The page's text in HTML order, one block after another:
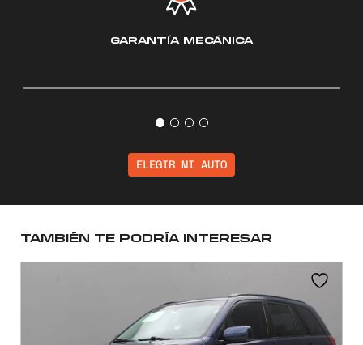
GARANTÍA MECÁNICA
ELEGIR MI AUTO
TAMBIÉN TE PODRÍA INTERESAR